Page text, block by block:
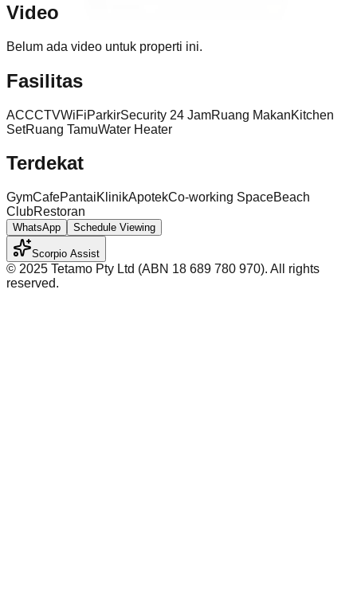
Video
Belum ada video untuk properti ini.
Fasilitas
ACCCTVWiFiParkirSecurity 24 JamRuang MakanKitchen
SetRuang TamuWater Heater
Terdekat
GymCafePantaiKlinikApotekCo-working SpaceBeach
ClubRestoran
WhatsApp Schedule Viewing
Scorpio Assist
©️ 2025 Tetamo Pty Ltd (ABN 18 689 780 970). All rights
reserved.